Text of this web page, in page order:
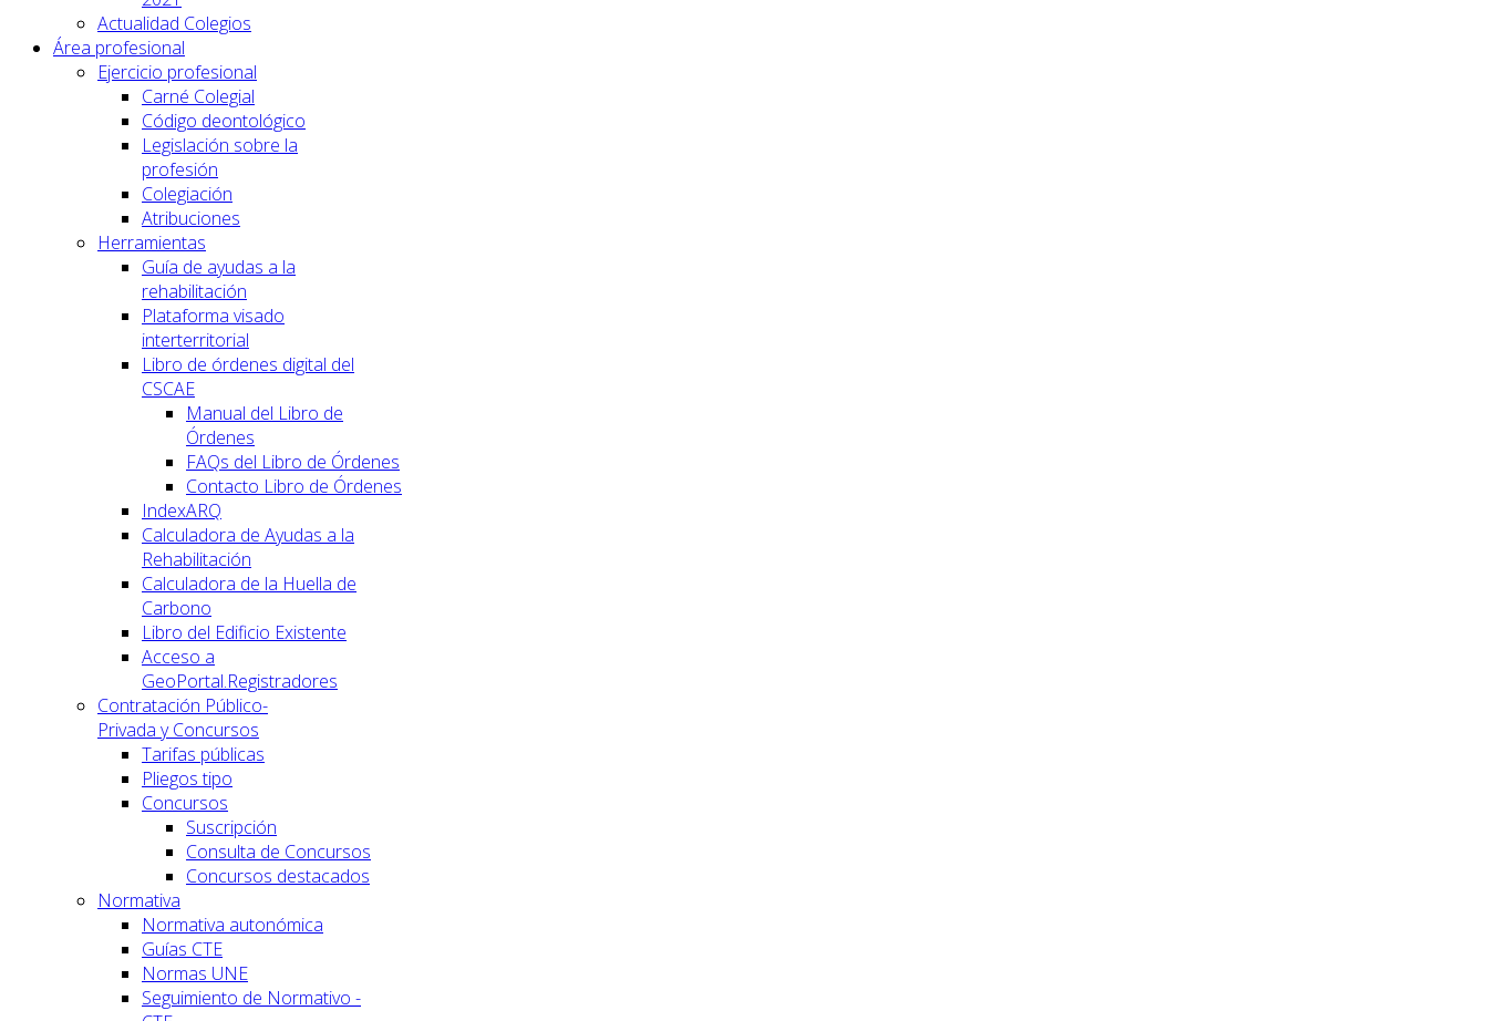
Actualidad Colegios
Área profesional
Ejercicio profesional
Carné Colegial
Código deontológico
Legislación sobre la
profesión
Colegiación
Atribuciones
Herramientas
Guía de ayudas a la
rehabilitación
Plataforma visado
interterritorial
Libro de órdenes digital del
CSCAE
Manual del Libro de
Órdenes
FAQs del Libro de Órdenes
Contacto Libro de Órdenes
IndexARQ
Calculadora de Ayudas a la
Rehabilitación
Calculadora de la Huella de
Carbono
Libro del Edificio Existente
Acceso a
GeoPortal.Registradores
Contratación Público-
Privada y Concursos
Tarifas públicas
Pliegos tipo
Concursos
Suscripción
Consulta de Concursos
Concursos destacados
Normativa
Normativa autonómica
Guías CTE
Normas UNE
Seguimiento de Normativo -